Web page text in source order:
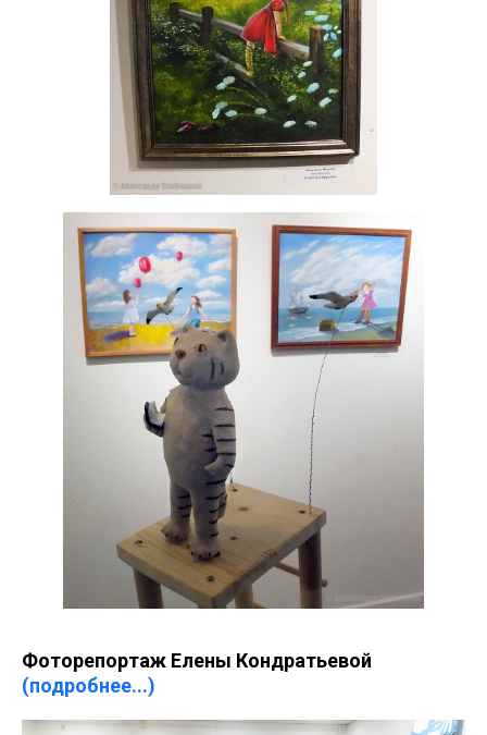
Фоторепортаж Елены Кондратьевой
(подробнее...)